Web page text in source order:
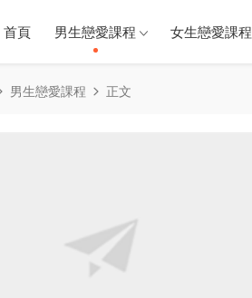
首頁 男生戀愛課程 女生戀愛課程
男生戀愛課程 正文